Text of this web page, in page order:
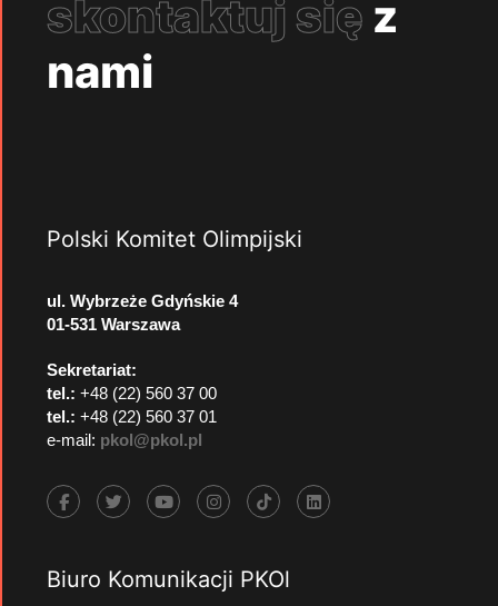
skontaktuj się z
nami
Polski Komitet Olimpijski
ul. Wybrzeże Gdyńskie 4
01-531 Warszawa
Sekretariat:
tel.: +48 (22) 560 37 00
tel.: +48 (22) 560 37 01
e-mail: pkol@pkol.pl
Biuro Komunikacji PKOl